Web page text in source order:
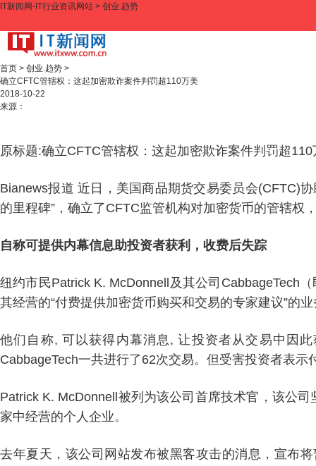
IT新闻网-IT行业资讯网站 > 创业.趋势
首页 > 创业.趋势 >
确立CFTC管辖权：这起加密欺诈案件判罚超110万美
2018-10-22
来源：
原标题:确立CFTC管辖权：这起加密欺诈案件判罚超110
Bianews报道 近日，美国商品期货交易委员会(CFTC)
的里程碑”，确立了CFTC监管机构对加密货币的管辖
自称可提供内幕信息助投资者获利， 收费后失踪
纽约市民Patrick K. McDonnell及其公司CabbageTech
其经营的“付费提供加密货币购买和交易的专家建议”的
他们自称, 可以获得内幕消息, 让投资者从交易中因
CabbageTech一共进行了62次交易。但受害投资者表示
Patrick K. McDonnell被列为该公司首席技术官，该公
家中经营的个人企业。
去年夏天，该公司网站发布被黑客攻击的消息，宣布